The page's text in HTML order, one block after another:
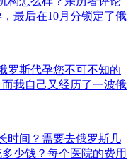
最后在10月分锁定了俄
罗斯代孕您不可不知的
我自己又经历了一波俄
时间？需要去俄罗斯几
少钱？每个医院的费用